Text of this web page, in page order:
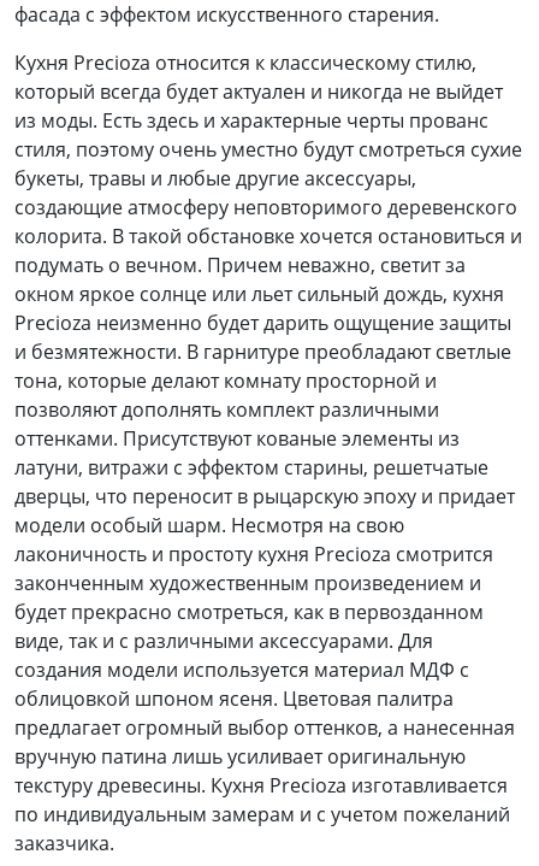
фасада с эффектом искусственного старения.
Кухня Preсioza относится к классическому стилю,
который всегда будет актуален и никогда не выйдет
из моды. Есть здесь и характерные черты прованс
стиля, поэтому очень уместно будут смотреться сухие
букеты, травы и любые другие аксессуары,
создающие атмосферу неповторимого деревенского
колорита. В такой обстановке хочется остановиться и
подумать о вечном. Причем неважно, светит за
окном яркое солнце или льет сильный дождь, кухня
Preсioza неизменно будет дарить ощущение защиты
и безмятежности. В гарнитуре преобладают светлые
тона, которые делают комнату просторной и
позволяют дополнять комплект различными
оттенками. Присутствуют кованые элементы из
латуни, витражи с эффектом старины, решетчатые
дверцы, что переносит в рыцарскую эпоху и придает
модели особый шарм. Несмотря на свою
лаконичность и простоту кухня Preсioza смотрится
законченным художественным произведением и
будет прекрасно смотреться, как в первозданном
виде, так и с различными аксессуарами. Для
создания модели используется материал МДФ с
облицовкой шпоном ясеня. Цветовая палитра
предлагает огромный выбор оттенков, а нанесенная
вручную патина лишь усиливает оригинальную
текстуру древесины. Кухня Preсioza изготавливается
по индивидуальным замерам и с учетом пожеланий
заказчика.